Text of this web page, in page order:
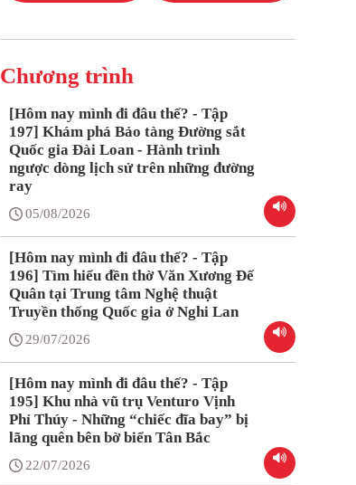
Chương trình
[Hôm nay mình đi đâu thế? - Tập
197] Khám phá Bảo tàng Đường sắt
Quốc gia Đài Loan - Hành trình
ngược dòng lịch sử trên những đường
ray
05/08/2026
[Hôm nay mình đi đâu thế? - Tập
196] Tìm hiểu đền thờ Văn Xương Đế
Quân tại Trung tâm Nghệ thuật
Truyền thống Quốc gia ở Nghi Lan
29/07/2026
[Hôm nay mình đi đâu thế? - Tập
195] Khu nhà vũ trụ Venturo Vịnh
Phỉ Thúy - Những “chiếc đĩa bay” bị
lãng quên bên bờ biển Tân Bắc
22/07/2026